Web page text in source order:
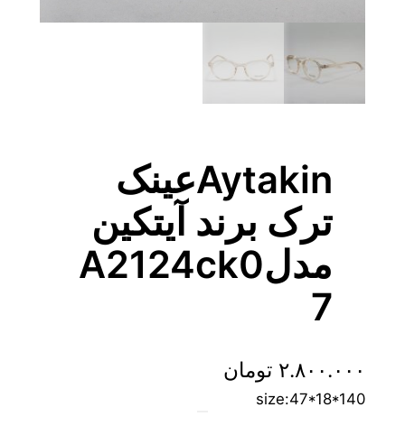
Aytakinعینک
ترک برند آیتکین
مدلA2124ck0
7
۲.۸۰۰.۰۰۰ تومان
size:47*18*140